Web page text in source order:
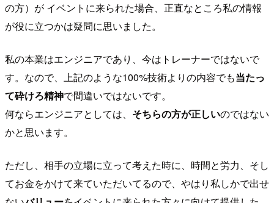
の方）が イベントに来られた場合、正直なところ私の情報
が役に立つかは疑問に思いました。
私の本業はエンジニアであり、今はトレーナーではないで
す。なので、上記のような100%技術よりの内容でも当たっ
て砕けろ精神で間違いではないです。
何ならエンジニアとしては、 そちらの方が正しいのではない
かと思います。
ただし、相手の立場に立って考えた時に、時間と労力、そし
てお金をかけて来ていただいてるので、やはり私しかで出せ